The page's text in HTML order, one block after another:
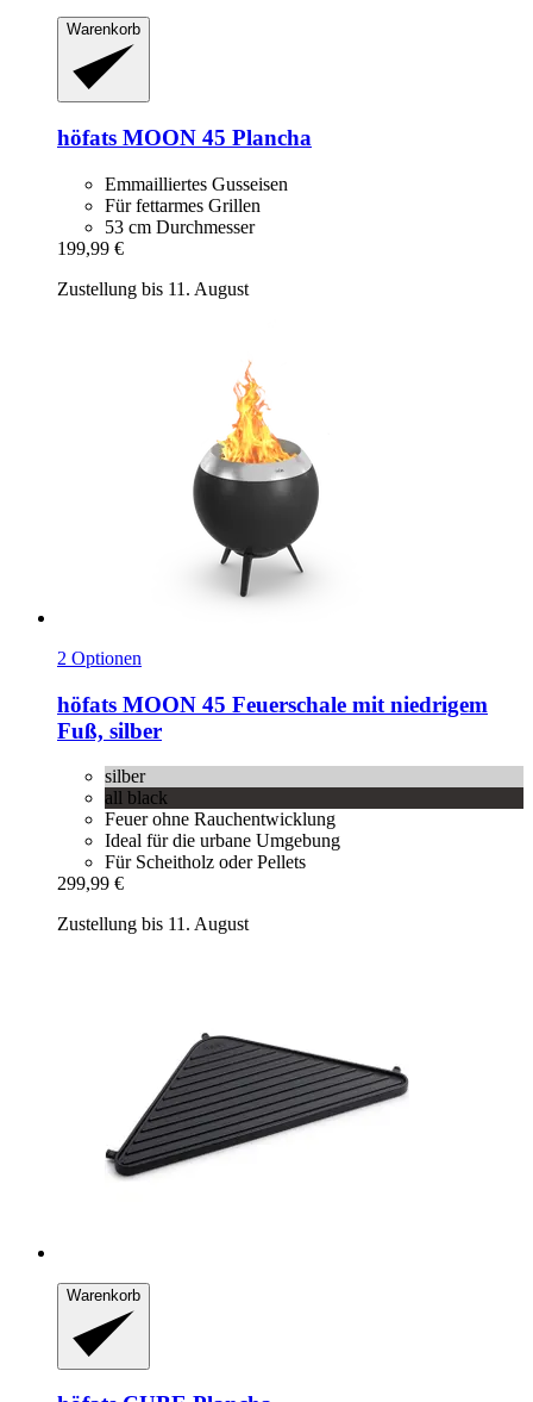
Warenkorb
höfats MOON 45 Plancha
Emmailliertes Gusseisen
Für fettarmes Grillen
53 cm Durchmesser
199,99 €
Zustellung bis 11. August
2 Optionen
höfats MOON 45 Feuerschale mit niedrigem
Fuß, silber
silber
all black
Feuer ohne Rauchentwicklung
Ideal für die urbane Umgebung
Für Scheitholz oder Pellets
299,99 €
Zustellung bis 11. August
Warenkorb